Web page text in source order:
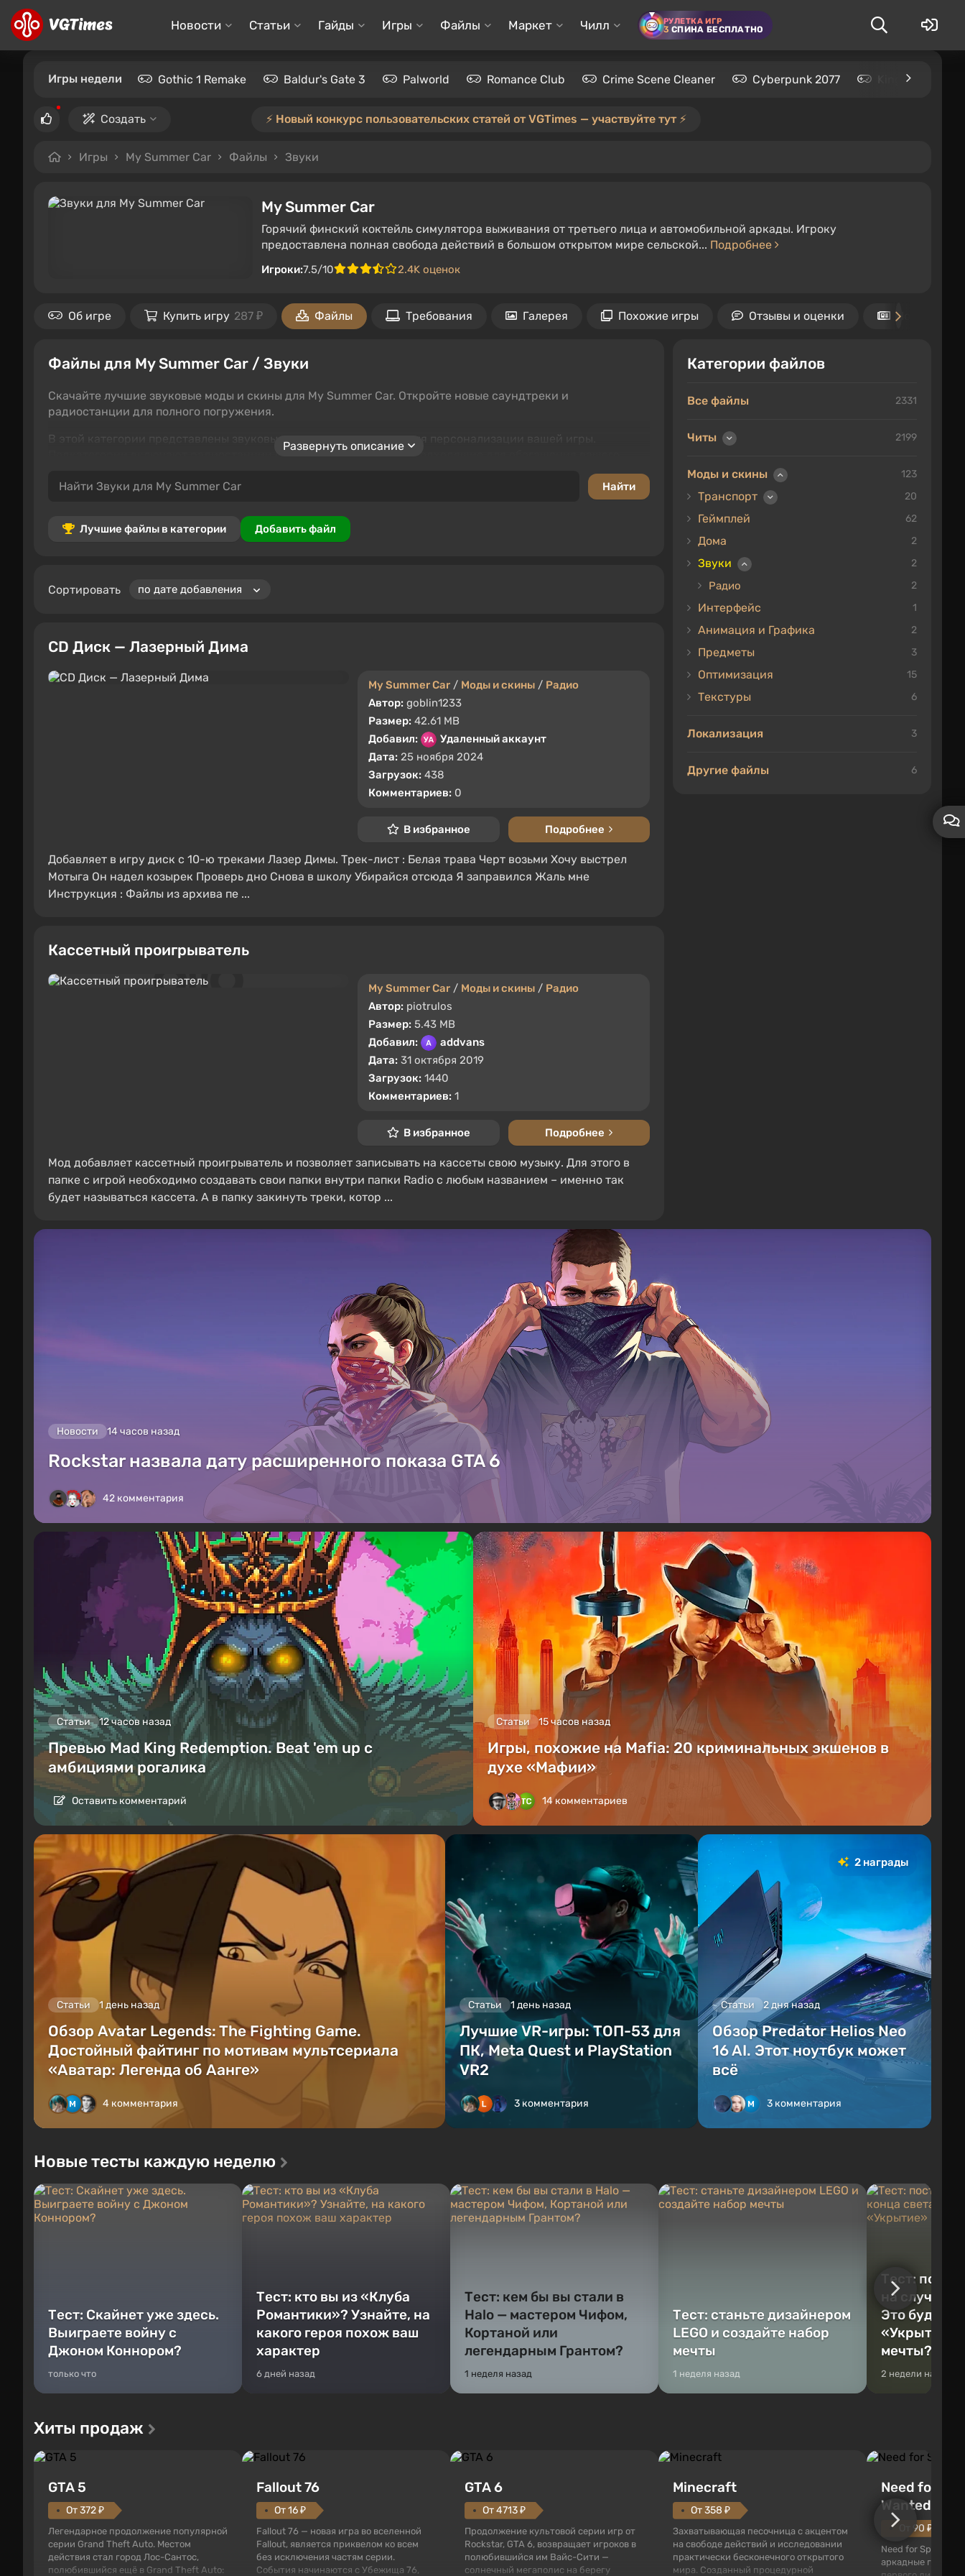
Новости Статьи Гайды Игры Файлы Маркет Чилл РУЛЕТКА ИГР
3 СПИНА БЕСПЛАТНО
Игры недели Gothic 1 Remake Baldur's Gate 3 Palworld Romance Club Crime Scene Cleaner Cyberpunk 2077 Kingdom
Создать ⚡️ Новый конкурс пользовательских статей от VGTimes — участвуйте тут ⚡️
Игры My Summer Car Файлы Звуки
My Summer Car
Горячий финский коктейль симулятора выживания от третьего лица и автомобильной аркады. Игроку
предоставлена полная свобода действий в большом открытом мире сельской... Подробнее
Игроки:7.5/10 2.4K оценок
Об игре Купить игру 287 ₽ Файлы Требования Галерея Похожие игры Отзывы и оценки Новости
Файлы для My Summer Car / Звуки
Скачайте лучшие звуковые моды и скины для My Summer Car. Откройте новые саундтреки и
радиостанции для полного погружения.
В этой категории представлены звуковые и музыкальные моды для персонализации вашей игры.
Подкатегории включают радиостанции и саундтреки, идеально подходящие для обогащения вашего
Пользователи могут скачивать, комментировать и оценивать файлы, обеспечивая активное сообщество.
Развернуть описание
Лучшие файлы в категории Добавить файл
Сортировать
CD Диск — Лазерный Дима
My Summer Car / Моды и скины / Радио
Автор: goblin1233
Размер: 42.61 MB
Добавил:
Удаленный аккаунт
Дата: 25 ноября 2024
Загрузок: 438
Комментариев: 0
В избранное Подробнее
Добавляет в игру диск с 10-ю треками Лазер Димы. Трек-лист : Белая трава Черт возьми Хочу выстрел
Мотыга Он надел козырек Проверь дно Снова в школу Убирайся отсюда Я заправился Жаль мне
Инструкция : Файлы из архива пе ...
Кассетный проигрыватель
My Summer Car / Моды и скины / Радио
Автор: piotrulos
Размер: 5.43 MB
Добавил:
addvans
Дата: 31 октября 2019
Загрузок: 1440
Комментариев: 1
В избранное Подробнее
Мод добавляет кассетный проигрыватель и позволяет записывать на кассеты свою музыку. Для этого в
папке с игрой необходимо создавать свои папки внутри папки Radio с любым названием – именно так
будет называться кассета. А в папку закинуть треки, котор ...
Категории файлов
Все файлы 2331
Читы 2199
Моды и скины 123
Транспорт 20
Геймплей 62
Дома 2
Звуки 2
Радио 2
Интерфейс 1
Анимация и Графика 2
Предметы 3
Оптимизация 15
Текстуры 6
Локализация 3
Другие файлы 6
Новости 14 часов назад
Rockstar назвала дату расширенного показа GTA 6
42 комментария
Статьи 12 часов назад
Превью Mad King Redemption. Beat 'em up с
амбициями рогалика
Оставить комментарий
Статьи 15 часов назад
Игры, похожие на Mafia: 20 криминальных экшенов в
духе «Мафии»
14 комментариев
Статьи 1 день назад
Обзор Avatar Legends: The Fighting Game.
Достойный файтинг по мотивам мультсериала
«Аватар: Легенда об Аанге»
4 комментария
Статьи 1 день назад
Лучшие VR-игры: ТОП-53 для
ПК, Meta Quest и PlayStation
VR2
3 комментария
2 награды
Статьи 2 дня назад
Обзор Predator Helios Neo
16 AI. Этот ноутбук может
всё
3 комментария
Новые тесты каждую неделю
Тест: Скайнет уже здесь.
Выиграете войну с
Джоном Коннором?
только что
Тест: кто вы из «Клуба
Романтики»? Узнайте, на
какого героя похож ваш
характер
6 дней назад
Тест: кем бы вы стали в
Halo — мастером Чифом,
Кортаной или
легендарным Грантом?
1 неделя назад
Тест: станьте дизайнером
LEGO и создайте набор
мечты
1 неделя назад
Тест:
на случай
Это будет
«Укрытие»
мечты?
2 недели назад
Хиты продаж
GTA 5
От 372 ₽
Легендарное продолжение популярной
серии Grand Theft Auto. Местом
действия стал город Лос-Сантос,
полюбившийся ещё в Grand Theft Auto:
Fallout 76
От 16 ₽
Fallout 76 — новая игра во вселенной
Fallout, является приквелом ко всем
без исключения частям серии.
События начинаются с Убежища 76,
GTA 6
От 4713 ₽
Продолжение культовой серии игр от
Rockstar, GTA 6, возвращает игроков в
полюбившийся им Вайс-Сити —
солнечный мегаполис на берегу
Minecraft
От 358 ₽
Захватывающая песочница с акцентом
на свободе действий и исследовании
практически бесконечного открытого
мира. Созданный процедурной
Need for
Wanted
От 90 ₽
Need for Speed:
аркадные гонки с